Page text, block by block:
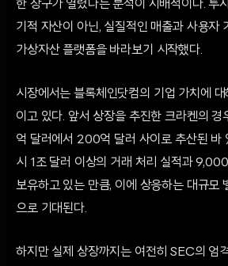
한 창구가 열렸다는 분석이 지배적이다. 투
기적 자산이 아닌, 실질적인 매출과 사용자
가상자산 플랫폼을 바라보기 시작했다.
시장에서는 블록체인닷컴의 기업 가치에
이고 있다. 앞서 상장을 추진한 크라켄의 경
억 달러에서 200억 달러 사이로 추산된 바
시 1조 달러 이상의 거래 처리 실적과
보유하고 있는 만큼, 이에 상응하는 대규모
으로 기대된다.
하지만 실제 상장까지는 여전히 SEC의 엄